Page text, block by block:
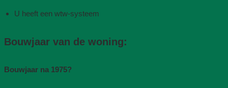
U heeft een wtw-systeem
Bouwjaar van de woning​:
Bouwjaar na 1975​?